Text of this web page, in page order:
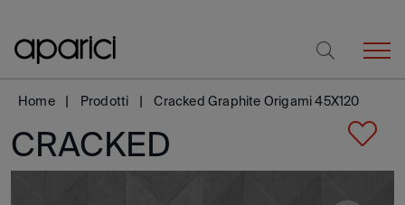
Home Prodotti Cracked Graphite Origami 45X120
CRACKED